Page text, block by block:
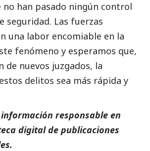
han pasado ningún control
seguridad. Las fuerzas
una labor encomiable en la
fenómeno y esperamos que,
de nuevos juzgados, la
delitos sea más rápida y
información responsable en
digital de publicaciones
.